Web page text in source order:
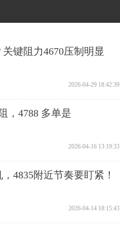
键阻力4670压制明显
2026-04-29 18:42:39
，4788 多单是
2026-04-16 13:19:33
4835附近节奏要盯紧！
2026-04-14 18:15:43